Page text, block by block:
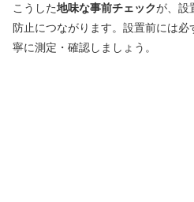
こうした地味な事前チェックが、設
防止につながります。設置前には
寧に測定・確認しましょう。